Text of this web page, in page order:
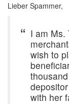
Lieber Spammer,
I am Ms.
wish to
with her